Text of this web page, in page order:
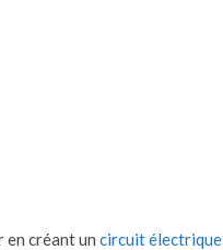
en créant un circuit électrique